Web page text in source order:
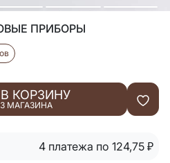
ПРИБОРЫ
КОРЗИНУ
МАГАЗИНА
4 платежа по 124,75 ₽